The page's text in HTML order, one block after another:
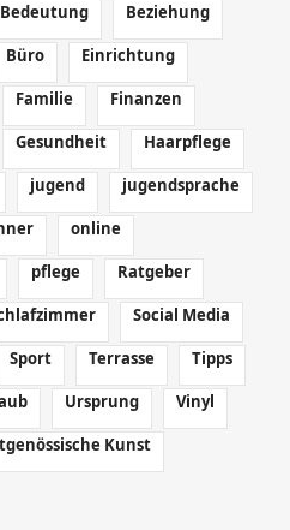
Bedeutung
Beziehung
Büro
Einrichtung
Familie
Finanzen
Gesundheit
Haarpflege
jugend
jugendsprache
online
pflege
Ratgeber
Social Media
Sport Terrasse
Tipps
Ursprung
Vinyl
Kunst